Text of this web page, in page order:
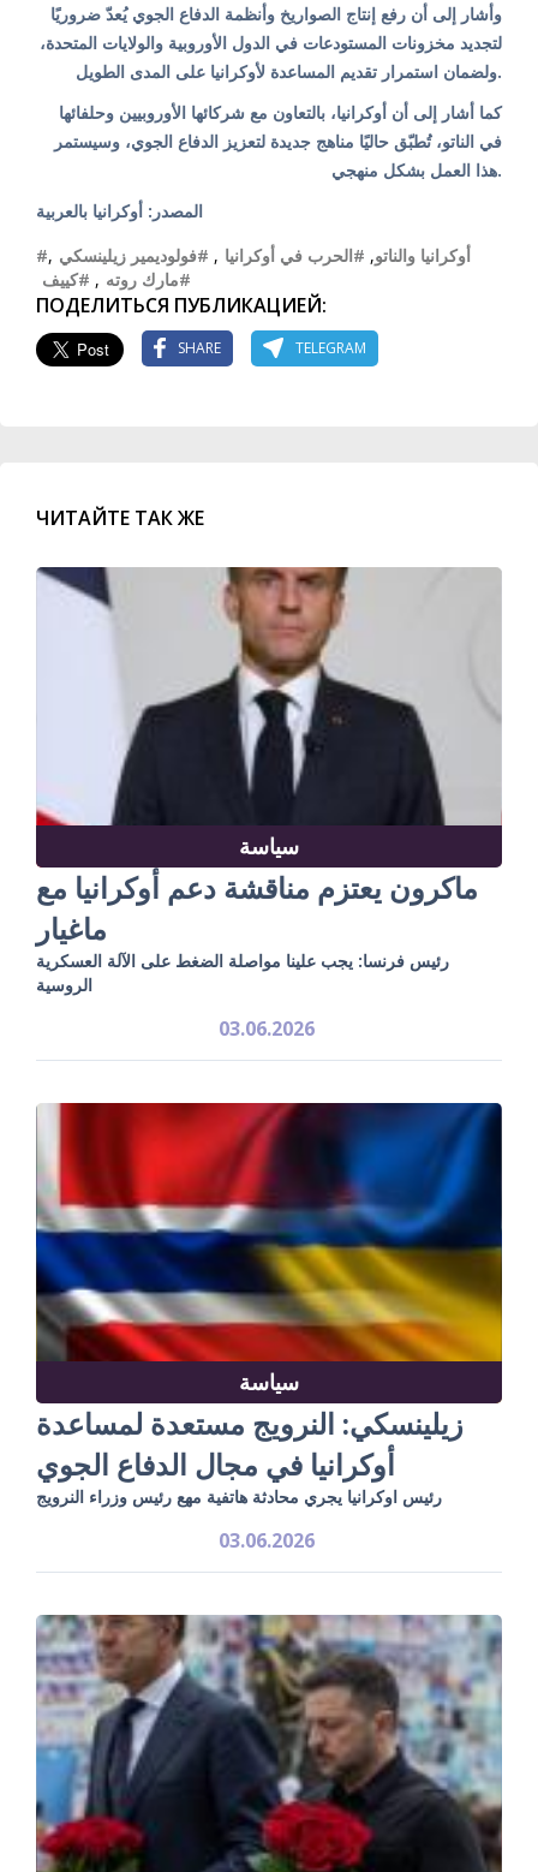
وأشار إلى أن رفع إنتاج الصواريخ وأنظمة الدفاع الجوي يُعدّ ضروريًا
لتجديد مخزونات المستودعات في الدول الأوروبية والولايات المتحدة،
ولضمان استمرار تقديم المساعدة لأوكرانيا على المدى الطويل.
كما أشار إلى أن أوكرانيا، بالتعاون مع شركائها الأوروبيين وحلفائها
في الناتو، تُطبّق حاليًا مناهج جديدة لتعزيز الدفاع الجوي، وسيستمر
هذا العمل بشكل منهجي.
#أوكرانيا والناتو, #الحرب في أوكرانيا , #فولوديمير زيلينسكي ,
#مارك روته , #كييف
ПОДЕЛИТЬСЯ ПУБЛИКАЦИЕЙ:
SHARE TELEGRAM
ЧИТАЙТЕ ТАК ЖЕ
سياسة
ماكرون يعتزم مناقشة دعم أوكرانيا مع
ماغيار
رئيس فرنسا: يجب علينا مواصلة الضغط على الآلة العسكرية
الروسية
03.06.2026
سياسة
زيلينسكي: النرويج مستعدة لمساعدة
أوكرانيا في مجال الدفاع الجوي
رئيس اوكرانيا يجري محادثة هاتفية مهع رئيس وزراء النرويج
03.06.2026